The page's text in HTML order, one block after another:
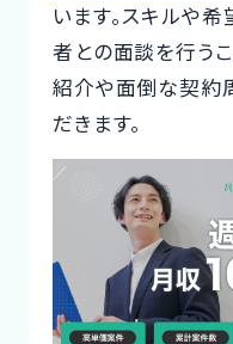
デザイナ
います。スキルや
者との面談を行う
紹介や面倒な契約
だきます。